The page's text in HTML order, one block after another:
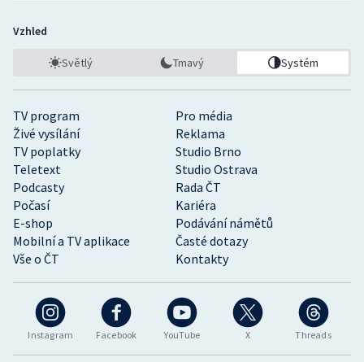
Instagram Facebook YouTube X Threads
TV program
Pro média
Živé vysílání
Reklama
TV poplatky
Studio Brno
Teletext
Studio Ostrava
Podcasty
Rada ČT
Počasí
Kariéra
E-shop
Podávání námětů
Mobilní a TV aplikace
Časté dotazy
Vše o ČT
Kontakty
Vzhled
Světlý Tmavý Systém